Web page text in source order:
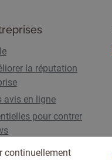
la réputation
avis en ligne
pour contrer
continuellement